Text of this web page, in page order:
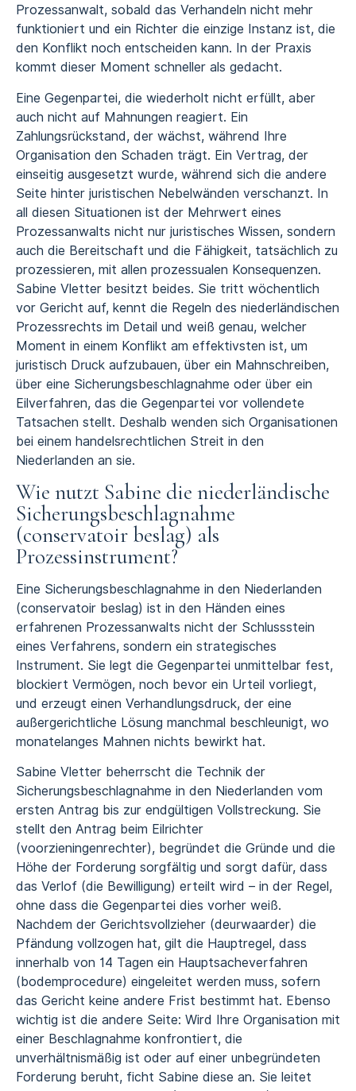
Prozessanwalt, sobald das Verhandeln nicht mehr
funktioniert und ein Richter die einzige Instanz ist, die
den Konflikt noch entscheiden kann. In der Praxis
kommt dieser Moment schneller als gedacht.
Eine Gegenpartei, die wiederholt nicht erfüllt, aber
auch nicht auf Mahnungen reagiert. Ein
Zahlungsrückstand, der wächst, während Ihre
Organisation den Schaden trägt. Ein Vertrag, der
einseitig ausgesetzt wurde, während sich die andere
Seite hinter juristischen Nebelwänden verschanzt. In
all diesen Situationen ist der Mehrwert eines
Prozessanwalts nicht nur juristisches Wissen, sondern
auch die Bereitschaft und die Fähigkeit, tatsächlich zu
prozessieren, mit allen prozessualen Konsequenzen.
Sabine Vletter besitzt beides. Sie tritt wöchentlich
vor Gericht auf, kennt die Regeln des niederländischen
Prozessrechts im Detail und weiß genau, welcher
Moment in einem Konflikt am effektivsten ist, um
juristisch Druck aufzubauen, über ein Mahnschreiben,
über eine Sicherungsbeschlagnahme oder über ein
Eilverfahren, das die Gegenpartei vor vollendete
Tatsachen stellt. Deshalb wenden sich Organisationen
bei einem handelsrechtlichen Streit in den
Niederlanden an sie.
Wie nutzt Sabine die niederländische
Sicherungsbeschlagnahme
(conservatoir beslag) als
Prozessinstrument?
Eine Sicherungsbeschlagnahme in den Niederlanden
(conservatoir beslag) ist in den Händen eines
erfahrenen Prozessanwalts nicht der Schlussstein
eines Verfahrens, sondern ein strategisches
Instrument. Sie legt die Gegenpartei unmittelbar fest,
blockiert Vermögen, noch bevor ein Urteil vorliegt,
und erzeugt einen Verhandlungsdruck, der eine
außergerichtliche Lösung manchmal beschleunigt, wo
monatelanges Mahnen nichts bewirkt hat.
Sabine Vletter beherrscht die Technik der
Sicherungsbeschlagnahme in den Niederlanden vom
ersten Antrag bis zur endgültigen Vollstreckung. Sie
stellt den Antrag beim Eilrichter
(voorzieningenrechter), begründet die Gründe und die
Höhe der Forderung sorgfältig und sorgt dafür, dass
das Verlof (die Bewilligung) erteilt wird – in der Regel,
ohne dass die Gegenpartei dies vorher weiß.
Nachdem der Gerichtsvollzieher (deurwaarder) die
Pfändung vollzogen hat, gilt die Hauptregel, dass
innerhalb von 14 Tagen ein Hauptsacheverfahren
(bodemprocedure) eingeleitet werden muss, sofern
das Gericht keine andere Frist bestimmt hat. Ebenso
wichtig ist die andere Seite: Wird Ihre Organisation mit
einer Beschlagnahme konfrontiert, die
unverhältnismäßig ist oder auf einer unbegründeten
Forderung beruht, ficht Sabine diese an. Sie leitet